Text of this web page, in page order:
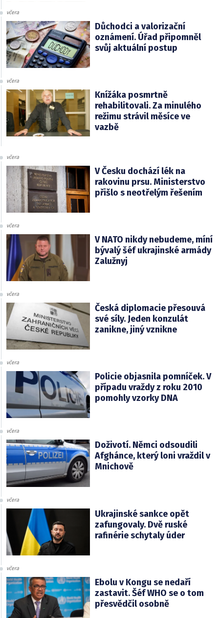
včera
Důchodci a valorizační
oznámení. Úřad připomněl
svůj aktuální postup
včera
Knížáka posmrtně
rehabilitovali. Za minulého
režimu strávil měsíce ve
vazbě
včera
V Česku dochází lék na
rakovinu prsu. Ministerstvo
přišlo s neotřelým řešením
včera
V NATO nikdy nebudeme, míní
bývalý šéf ukrajinské armády
Zalužnyj
včera
Česká diplomacie přesouvá
své síly. Jeden konzulát
zanikne, jiný vznikne
včera
Policie objasnila pomníček. V
případu vraždy z roku 2010
pomohly vzorky DNA
včera
Doživotí. Němci odsoudili
Afghánce, který loni vraždil v
Mnichově
včera
Ukrajinské sankce opět
zafungovaly. Dvě ruské
rafinérie schytaly úder
včera
Ebolu v Kongu se nedaří
zastavit. Šéf WHO se o tom
přesvědčil osobně